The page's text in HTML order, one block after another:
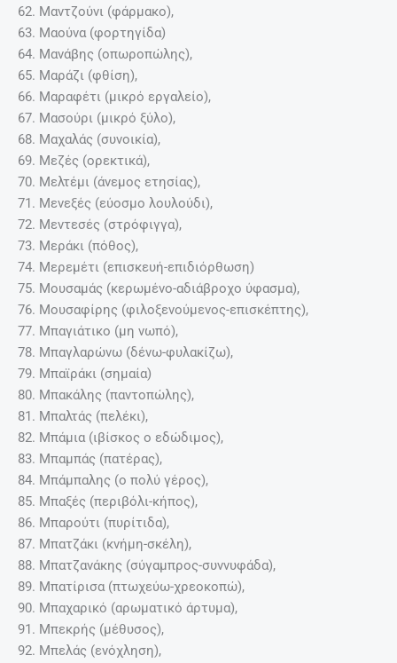
62. Μαντζούνι (φάρμακο),
63. Μαούνα (φορτηγίδα)
64. Μανάβης (οπωροπώλης),
65. Μαράζι (φθίση),
66. Μαραφέτι (μικρό εργαλείο),
67. Μασούρι (μικρό ξύλο),
68. Μαχαλάς (συνοικία),
69. Μεζές (ορεκτικά),
70. Μελτέμι (άνεμος ετησίας),
71. Μενεξές (εύοσμο λουλούδι),
72. Μεντεσές (στρόφιγγα),
73. Μεράκι (πόθος),
74. Μερεμέτι (επισκευή-επιδιόρθωση)
75. Μουσαμάς (κερωμένο-αδιάβροχο ύφασμα),
76. Μουσαφίρης (φιλοξενούμενος-επισκέπτης),
77. Μπαγιάτικο (μη νωπό),
78. Μπαγλαρώνω (δένω-φυλακίζω),
79. Μπαϊράκι (σημαία)
80. Μπακάλης (παντοπώλης),
81. Μπαλτάς (πελέκι),
82. Μπάμια (ιβίσκος ο εδώδιμος),
83. Μπαμπάς (πατέρας),
84. Μπάμπαλης (ο πολύ γέρος),
85. Μπαξές (περιβόλι-κήπος),
86. Μπαρούτι (πυρίτιδα),
87. Μπατζάκι (κνήμη-σκέλη),
88. Μπατζανάκης (σύγαμπρος-συννυφάδα),
89. Μπατίρισα (πτωχεύω-χρεοκοπώ),
90. Μπαχαρικό (αρωματικό άρτυμα),
91. Μπεκρής (μέθυσος),
92. Μπελάς (ενόχληση),